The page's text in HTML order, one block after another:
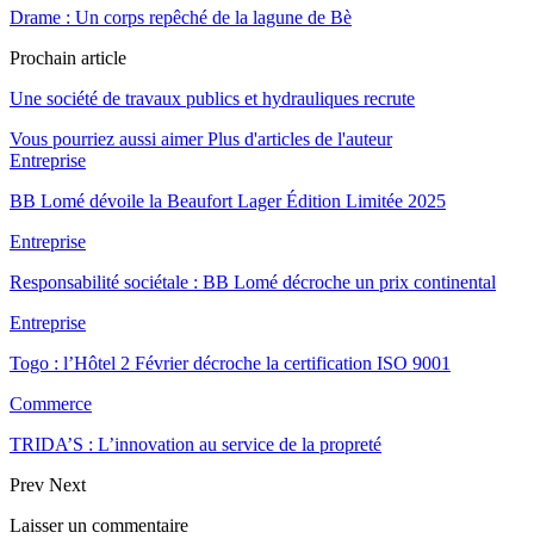
Drame : Un corps repêché de la lagune de Bè
Prochain article
Une société de travaux publics et hydrauliques recrute
Vous pourriez aussi aimer Plus d'articles de l'auteur
Entreprise
BB Lomé dévoile la Beaufort Lager Édition Limitée 2025
Entreprise
Responsabilité sociétale : BB Lomé décroche un prix continental
Entreprise
Togo : l’Hôtel 2 Février décroche la certification ISO 9001
Commerce
TRIDA’S : L’innovation au service de la propreté
Prev Next
Laisser un commentaire